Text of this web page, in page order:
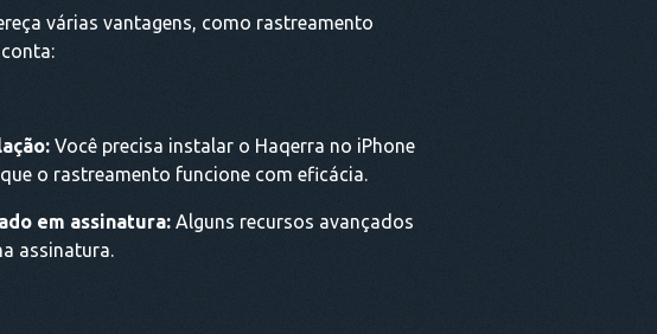
várias vantagens, como rastreamento
Você precisa instalar o Haqerra no iPhone
o rastreamento funcione com eficácia.
em assinatura: Alguns recursos avançados
assinatura.